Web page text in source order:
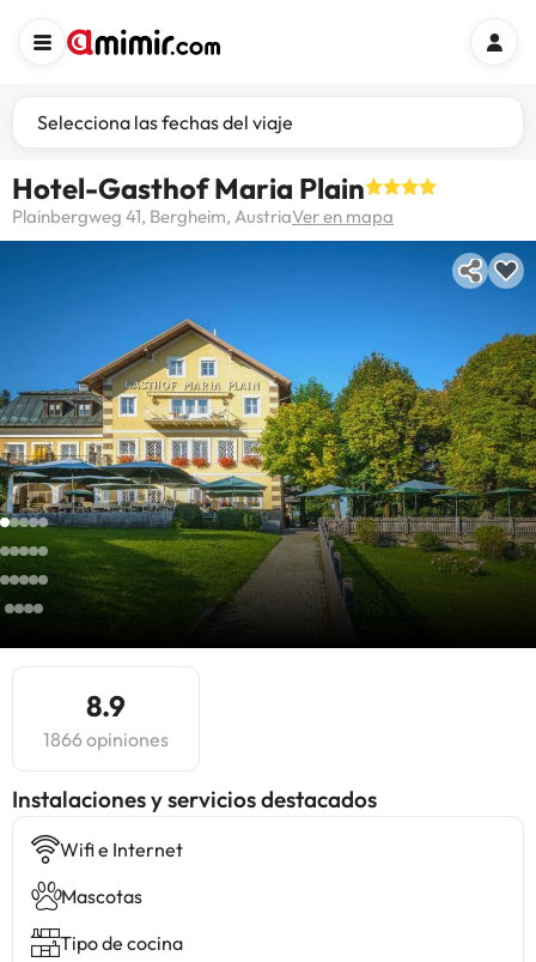
Selecciona las fechas del viaje
Hotel-Gasthof Maria Plain
Plainbergweg 41, Bergheim, AustriaVer en mapa
8.9
1866 opiniones
Instalaciones y servicios destacados
Wifi e Internet
Mascotas
Tipo de cocina